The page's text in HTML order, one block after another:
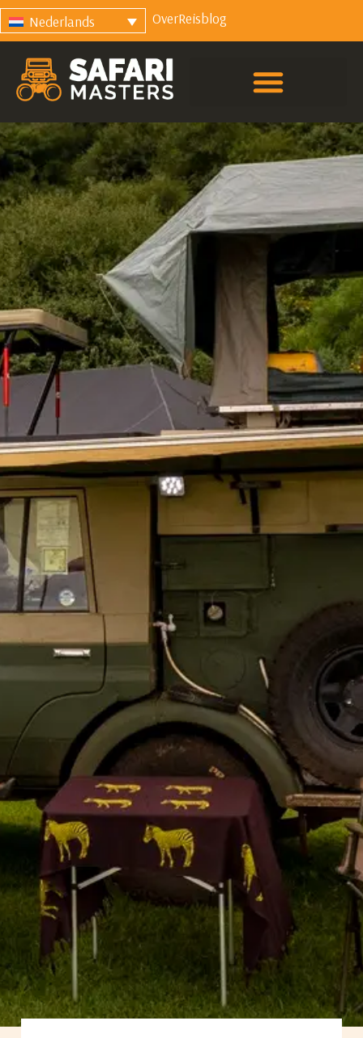
Nederlands OverReisblog